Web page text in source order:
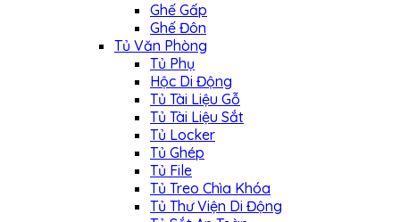
Ghế Gấp
Ghế Đôn
Tủ Văn Phòng
Tủ Phụ
Hộc Di Động
Tủ Tài Liệu Gỗ
Tủ Tài Liệu Sắt
Tủ Locker
Tủ Ghép
Tủ File
Tủ Treo Chìa Khóa
Tủ Thư Viện Di Động